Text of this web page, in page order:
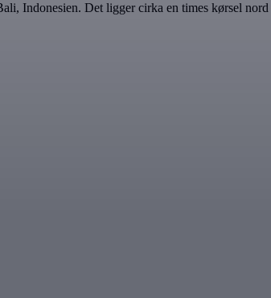
Indonesien. Det ligger cirka en times kørsel